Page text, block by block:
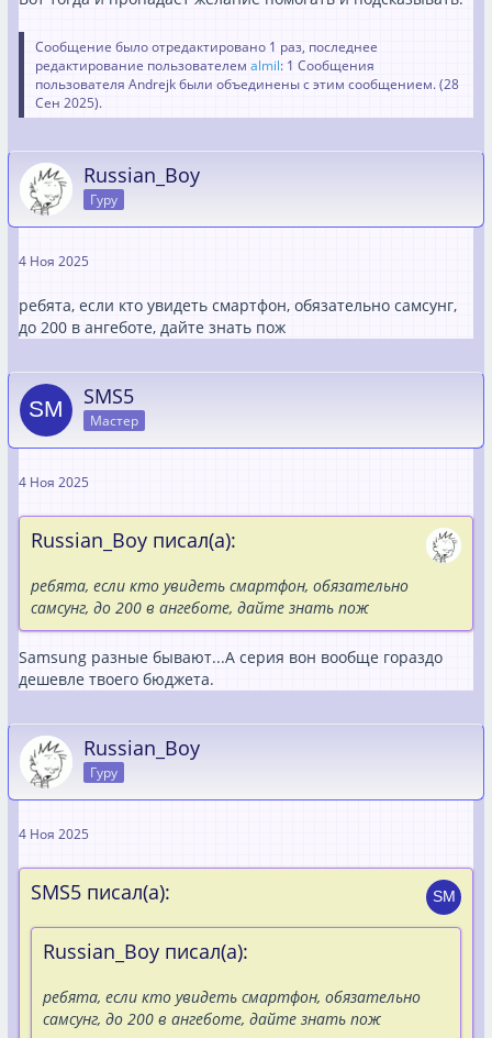
Сообщение было отредактировано 1 раз, последнее
редактирование пользователем almil: 1 Сообщения
пользователя Andrejk были объединены с этим сообщением. (28
Сен 2025).
Russian_Boy
Гуру
4 Ноя 2025
ребята, если кто увидеть смартфон, обязательно самсунг,
до 200 в ангеботе, дайте знать пож
SMS5
Мастер
4 Ноя 2025
Russian_Boy писал(а):
ребята, если кто увидеть смартфон, обязательно
самсунг, до 200 в ангеботе, дайте знать пож
Samsung разные бывают...А серия вон вообще гораздо
дешевле твоего бюджета.
Russian_Boy
Гуру
4 Ноя 2025
SMS5 писал(а):
Russian_Boy писал(а):
ребята, если кто увидеть смартфон, обязательно
самсунг, до 200 в ангеботе, дайте знать пож